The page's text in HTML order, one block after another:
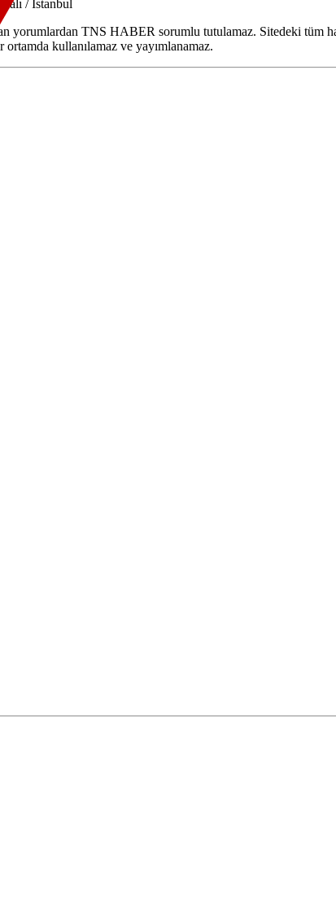
/ İstanbul
yorumlardan TNS HABER sorumlu tutulamaz. Sitedeki tüm
kullanılamaz ve yayımlanamaz.